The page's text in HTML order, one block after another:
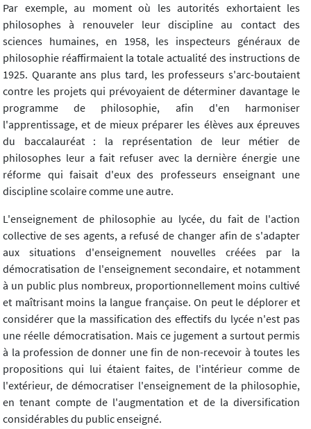
Par exemple, au moment où les autorités exhortaient les
philosophes à renouveler leur discipline au contact des
sciences humaines, en 1958, les inspecteurs généraux de
philosophie réaffirmaient la totale actualité des instructions de
1925. Quarante ans plus tard, les professeurs s'arc-boutaient
contre les projets qui prévoyaient de déterminer davantage le
programme de philosophie, afin d'en harmoniser
l'apprentissage, et de mieux préparer les élèves aux épreuves
du baccalauréat : la représentation de leur métier de
philosophes leur a fait refuser avec la dernière énergie une
réforme qui faisait d'eux des professeurs enseignant une
discipline scolaire comme une autre.
L'enseignement de philosophie au lycée, du fait de l'action
collective de ses agents, a refusé de changer afin de s'adapter
aux situations d'enseignement nouvelles créées par la
démocratisation de l'enseignement secondaire, et notamment
à un public plus nombreux, proportionnellement moins cultivé
et maîtrisant moins la langue française. On peut le déplorer et
considérer que la massification des effectifs du lycée n'est pas
une réelle démocratisation. Mais ce jugement a surtout permis
à la profession de donner une fin de non-recevoir à toutes les
propositions qui lui étaient faites, de l'intérieur comme de
l'extérieur, de démocratiser l'enseignement de la philosophie,
en tenant compte de l'augmentation et de la diversification
considérables du public enseigné.